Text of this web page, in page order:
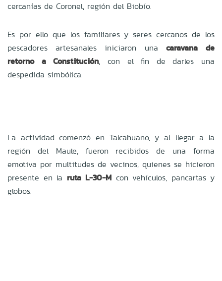
cercanías de Coronel, región del Biobío.
Es por ello que los familiares y seres cercanos de los
pescadores artesanales iniciaron una caravana de
retorno a Constitución, con el fin de darles una
despedida simbólica.
La actividad comenzó en Talcahuano, y al llegar a la
región del Maule, fueron recibidos de una forma
emotiva por multitudes de vecinos, quienes se hicieron
presente en la ruta L-30-M con vehículos, pancartas y
globos.